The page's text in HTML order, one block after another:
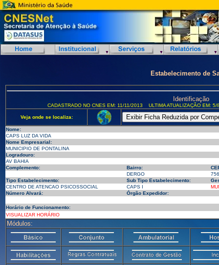
Estabelecimento de
Identificação
CADASTRADO NO CNES EM: 11/11/2013 ULTIMA ATUALIZAÇÃO EM:
Veja onde se localiza:
Nome:
CAPS LUZ DA VIDA
Nome Empresarial:
MUNICIPIO DE PONTALINA
Logradouro:
AV BAHIA
Complemento:
Bairro:
DERGO
Tipo Estabelecimento:
Sub Tipo Estabelecimento:
CENTRO DE ATENCAO PSICOSSOCIAL
CAPS I
Número Alvará:
Órgão Expedidor:
Horário de Funcionamento:
VISUALIZAR HORÁRIO
Módulos: